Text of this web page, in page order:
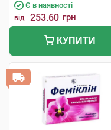
Є в наявності
від 253.60 грн
КУПИТИ